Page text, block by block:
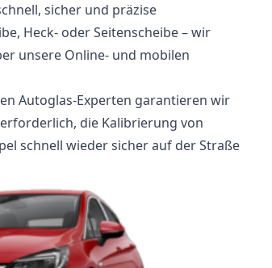
sicher und präzise
Heck- oder Seitenscheibe – wir
unsere Online- und mobilen
Autoglas-Experten garantieren wir
die Kalibrierung von
schnell wieder sicher auf der Straße